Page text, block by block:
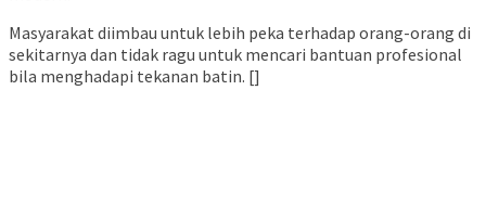
Masyarakat diimbau untuk lebih peka terhadap orang-orang di
sekitarnya dan tidak ragu untuk mencari bantuan profesional
bila menghadapi tekanan batin. []